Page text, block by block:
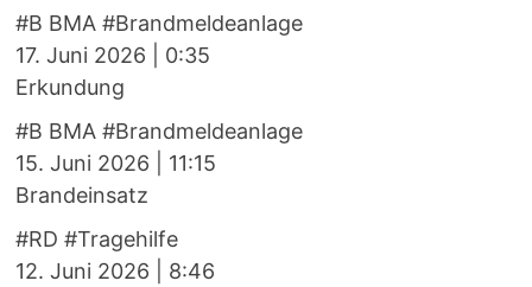
#B BMA #Brandmeldeanlage
17. Juni 2026
0:35
Erkundung
#B BMA #Brandmeldeanlage
15. Juni 2026
11:15
Brandeinsatz
#RD #Tragehilfe
12. Juni 2026
8:46